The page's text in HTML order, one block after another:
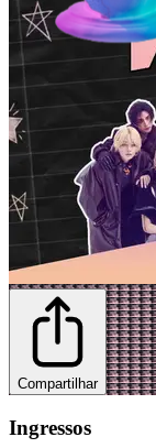
Compartilhar
Ingressos